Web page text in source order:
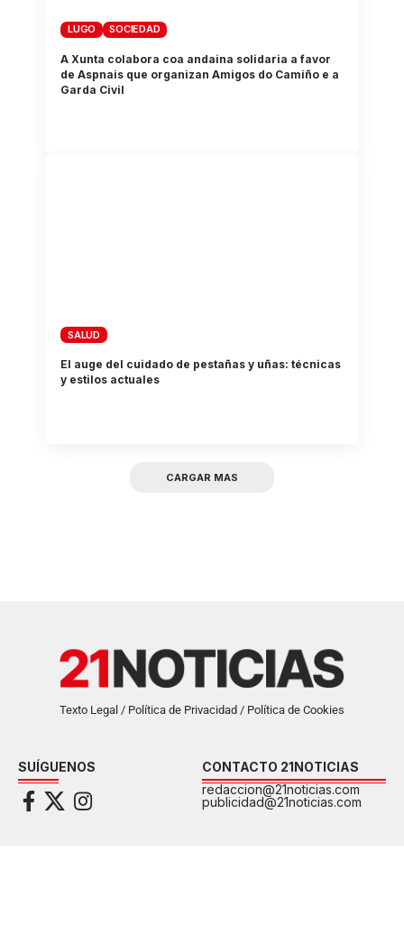
LUGO SOCIEDAD
A Xunta colabora coa andaina solidaria a favor
de Aspnais que organizan Amigos do Camiño e a
Garda Civil
SALUD
El auge del cuidado de pestañas y uñas: técnicas
y estilos actuales
CARGAR MAS
Texto Legal / Política de Privacidad / Política de Cookies
SUÍGUENOS
CONTACTO 21NOTICIAS
redaccion@21noticias.com
publicidad@21noticias.com